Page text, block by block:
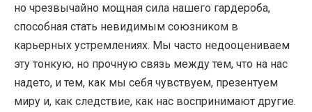
но чрезвычайно мощная сила нашего гардероба,
способная стать невидимым союзником в
карьерных устремлениях. Мы часто недооцениваем
эту тонкую, но прочную связь между тем, что на нас
надето, и тем, как мы себя чувствуем, презентуем
миру и, как следствие, как нас воспринимают другие.